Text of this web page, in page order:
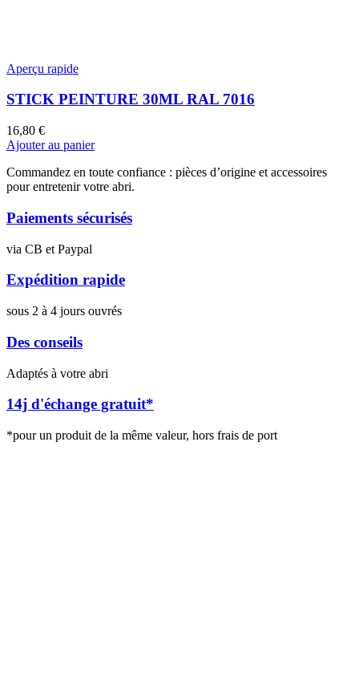
Aperçu rapide
STICK PEINTURE 30ML RAL 7016
16,80 €
Ajouter au panier
Commandez en toute confiance : pièces d’origine et accessoires
pour entretenir votre abri.
Paiements sécurisés
via CB et Paypal
Expédition rapide
sous 2 à 4 jours ouvrés
Des conseils
Adaptés à votre abri
14j d'échange gratuit*
*pour un produit de la même valeur, hors frais de port